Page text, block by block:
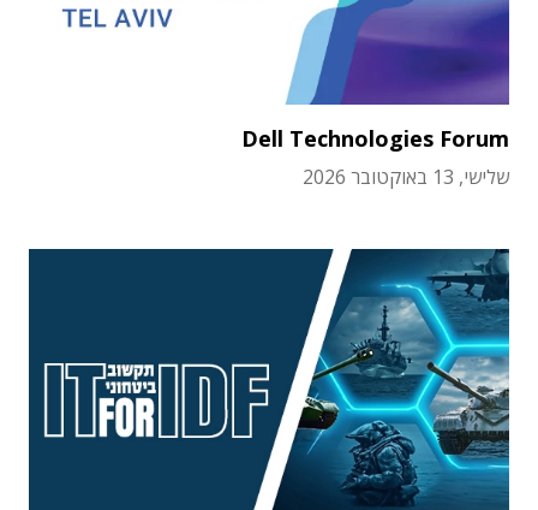
Dell Technologies Forum
שלישי, 13 באוקטובר 2026